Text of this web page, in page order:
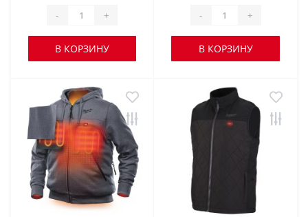
- +
В КОРЗИНУ
- +
В КОРЗИНУ